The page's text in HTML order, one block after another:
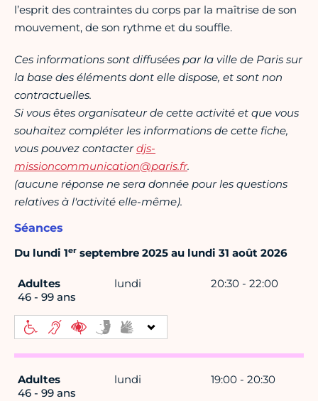
l’esprit des contraintes du corps par la maîtrise de son
mouvement, de son rythme et du souffle.
Ces informations sont diffusées par la ville de Paris sur
la base des éléments dont elle dispose, et sont non
contractuelles.
Si vous êtes organisateur de cette activité et que vous
souhaitez compléter les informations de cette fiche,
vous pouvez contacterdjs-
missioncommunication@paris.fr.
(aucune réponse ne sera donnée pour les questions
relatives à l'activité elle-même).
Séances
Du lundi 1er septembre 2025 au lundi 31 août 2026
Adultes
46 - 99 ans
lundi 20:30 - 22:00
Adultes
46 - 99 ans
lundi 19:00 - 20:30